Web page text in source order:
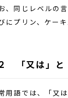
、同じレベルの
にプリン、ケー
「又は」と
用語では、「又